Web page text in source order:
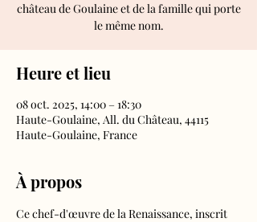
château de Goulaine et de la famille qui porte
le même nom.
Heure et lieu
08 oct. 2025, 14:00 – 18:30
Haute-Goulaine, All. du Château, 44115
Haute-Goulaine, France
À propos
Ce chef-d'œuvre de la Renaissance, inscrit